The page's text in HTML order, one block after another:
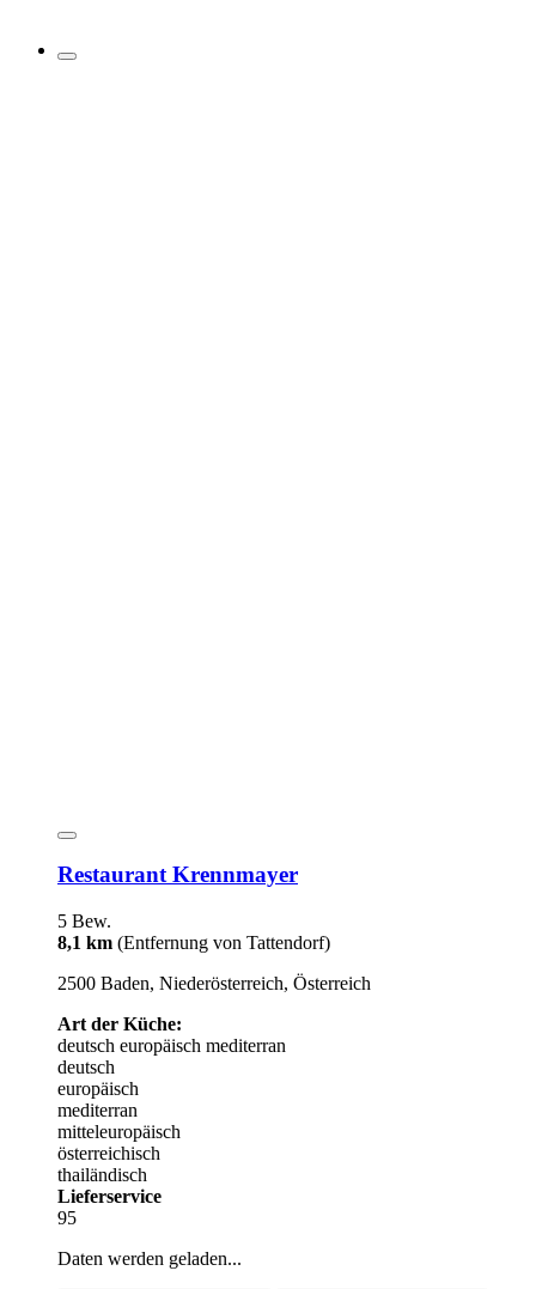
Restaurant Krennmayer
5 Bew.
8,1 km (Entfernung von Tattendorf)
2500 Baden, Niederösterreich, Österreich
Art der Küche:
deutsch europäisch mediterran
deutsch
europäisch
mediterran
mitteleuropäisch
österreichisch
thailändisch
Lieferservice
95
Daten werden geladen...